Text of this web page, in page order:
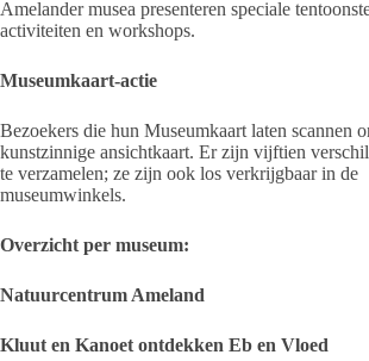
Amelander musea presenteren speciale
activiteiten en workshops.
Museumkaart-actie
Bezoekers die hun Museumkaart laten scannen
kunstzinnige ansichtkaart. Er zijn vijftien
te verzamelen; ze zijn ook los verkrijgbaar in de
museumwinkels.
Overzicht per museum:
Natuurcentrum Ameland
Kluut en Kanoet ontdekken Eb en Vloed